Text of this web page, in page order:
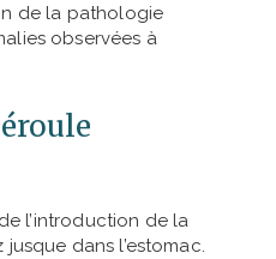
de la pathologie
observées à
l’introduction de la
dans l’estomac.